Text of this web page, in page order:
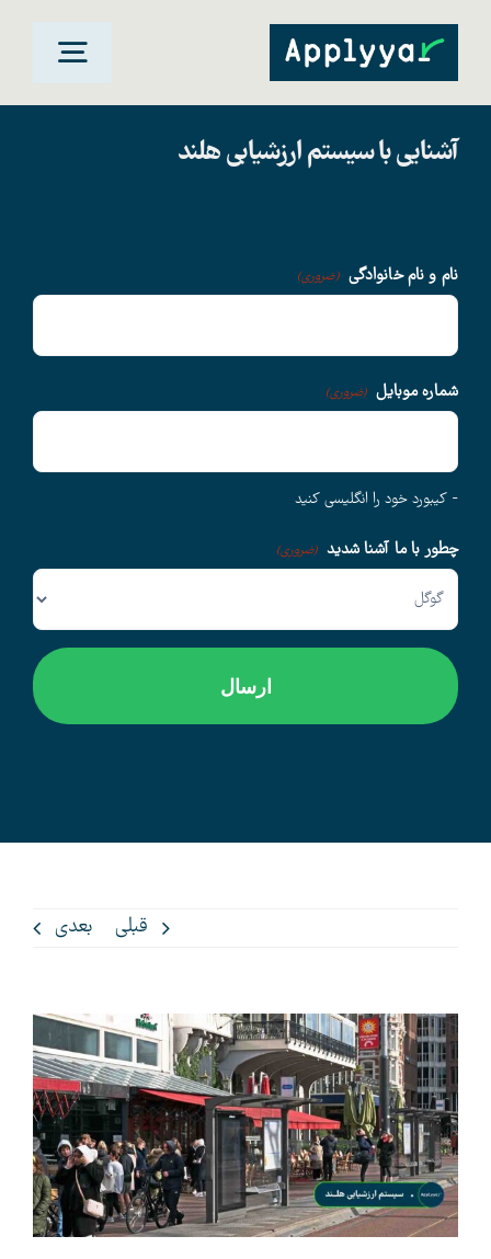
Skip
خانه
درباره ما
اخبار
آشنایی با سیستم ارزشیابی هلند
نام و نام خانوادگی (ضروری)
شماره موبایل (ضروری)
- کیبورد خود را انگلیسی کنید
چطور با ما آشنا شدید (ضروری)
قبلی بعدی
View
Larger
Image